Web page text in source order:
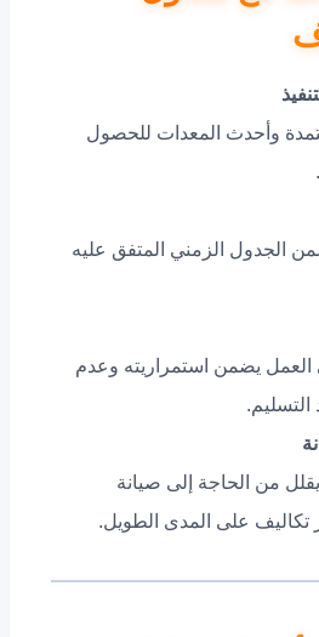
وأحدث المعدات للحصول
الجدول الزمني المتفق عليه
يضمن استمراريته وعدم
يقلل من الحاجة إلى صيانة
تكاليف على المدى الطويل.